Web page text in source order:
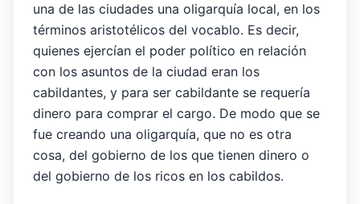
una de las ciudades una oligarquía local, en los
términos aristotélicos del vocablo. Es decir,
quienes ejercían el poder político en relación
con los asuntos de la ciudad eran los
cabildantes, y para ser cabildante se requería
dinero para comprar el cargo. De modo que se
fue creando una oligarquía, que no es otra
cosa, del gobierno de los que tienen dinero o
del gobierno de los ricos en los cabildos.